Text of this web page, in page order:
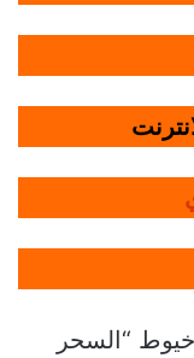
“السحر